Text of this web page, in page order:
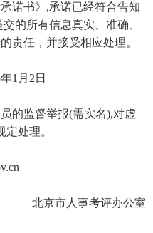
诺书》,承诺已经符合告知
的所有信息真实、准确、
责任，并接受相应处理。
1月2日
的监督举报(需实名),对虚
处理。
北京市人事考评办公室